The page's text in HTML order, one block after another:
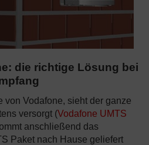
die richtige Lösung bei
von Vodafone, sieht der ganze
versorgt (Vodafone UMTS
anschließend das
Paket nach Hause geliefert